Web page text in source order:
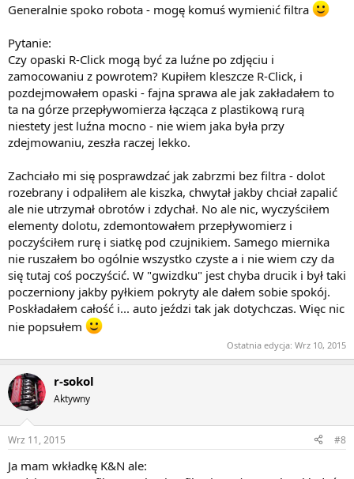
Generalnie spoko robota - mogę komuś wymienić filtra
Pytanie:
Czy opaski R-Click mogą być za luźne po zdjęciu i
zamocowaniu z powrotem? Kupiłem kleszcze R-Click, i
pozdejmowałem opaski - fajna sprawa ale jak zakładałem to
ta na górze przepływomierza łącząca z plastikową rurą
niestety jest luźna mocno - nie wiem jaka była przy
zdejmowaniu, zeszła raczej lekko.
Zachciało mi się posprawdzać jak zabrzmi bez filtra - dolot
rozebrany i odpaliłem ale kiszka, chwytał jakby chciał zapalić
ale nie utrzymał obrotów i zdychał. No ale nic, wyczyściłem
elementy dolotu, zdemontowałem przepływomierz i
poczyściłem rurę i siatkę pod czujnikiem. Samego miernika
nie ruszałem bo ogólnie wszystko czyste a i nie wiem czy da
się tutaj coś poczyścić. W "gwizdku" jest chyba drucik i był taki
poczerniony jakby pyłkiem pokryty ale dałem sobie spokój.
Poskładałem całość i... auto jeździ tak jak dotychczas. Więc nic
nie popsułem
Ostatnia edycja: Wrz 10, 2015
r-sokol
Aktywny
Wrz 11, 2015 #8
Ja mam wkładkę K&N ale: